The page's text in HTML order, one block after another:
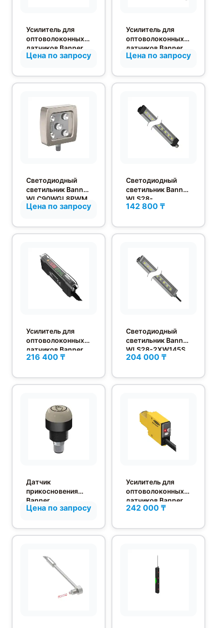
Усилитель для
оптоволоконных
датчиков Banner
SM312FP W/30
Цена по запросу
Усилитель для
оптоволоконных
датчиков Banner
DF-G3LIR-NI-Q3
Цена по запросу
Светодиодный
светильник Banner
WLC90WGL8PWM
Q
Цена по запросу
Светодиодный
светильник Banner
WLS28-
2XW145DXQ
142 800 ₸
Усилитель для
оптоволоконных
датчиков Banner
DF-G2IR-NS-2M
216 400 ₸
Светодиодный
светильник Banner
WLS28-2XW145S
204 000 ₸
Датчик
прикосновения
Banner
K30APTOXDQ
Цена по запросу
Усилитель для
оптоволоконных
датчиков Banner
SM312FVBMHS
242 000 ₸